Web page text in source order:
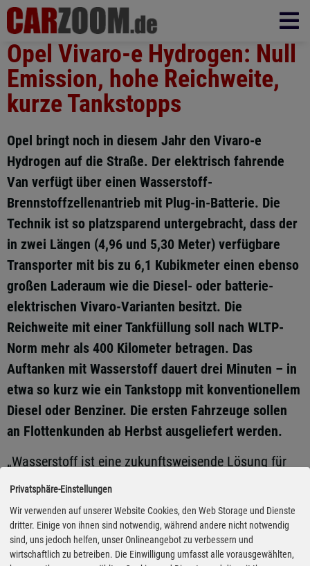
Opel Vivaro-e Hydrogen: Null
Emission, hohe Reichweite,
kurze Tankstopps
Opel bringt noch in diesem Jahr den Vivaro-e
Hydrogen auf die Straße. Der elektrisch fahrende
Van verfügt über einen Wasserstoff-
Brennstoffzellenantrieb mit Plug-in-Batterie. Die
Technik ist so platzsparend untergebracht, dass der
in zwei Längen (4,96 und 5,30 Meter) verfügbare
Transporter mit bis zu 6,1 Kubikmeter einen ebenso
großen Laderaum wie die Diesel- oder batterie-
elektrischen Vivaro-Varianten besitzt. Die
Reichweite mit einer Tankfüllung soll nach WLTP-
Norm mehr als 400 Kilometer betragen. Das
Auftanken mit Wasserstoff dauert drei Minuten – in
etwa so kurz wie ein Tankstopp mit konventionellem
Diesel oder Benziner. Die ersten Fahrzeuge sollen
an Flottenkunden ab Herbst ausgeliefert werden.
„Wasserstoff ist eine zukunftsweisende Lösung für
ein effizientes Energiesystem frei von fossilen
Kraftstoffen“, sagt Opel-Chef Michael Lohscheller.
„Dieses Antriebssystem verbindet alle Vorzüge von
Null-Emissionen, hoher Reichweite und kurzem
Privatsphäre-Einstellungen
Wir verwenden auf unserer Website Cookies, den Web Storage und Dienste
dritter. Einige von ihnen sind notwendig, während andere nicht notwendig
sind, uns jedoch helfen, unser Onlineangebot zu verbessern und
wirtschaftlich zu betreiben. Die Einwilligung umfasst alle vorausgewählten,